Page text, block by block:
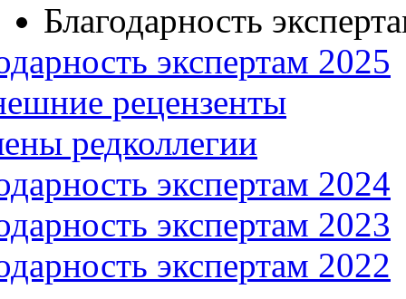
Благодарность
экспертам 2025
рецензенты
редколлегии
экспертам 2024
экспертам 2023
экспертам 2022